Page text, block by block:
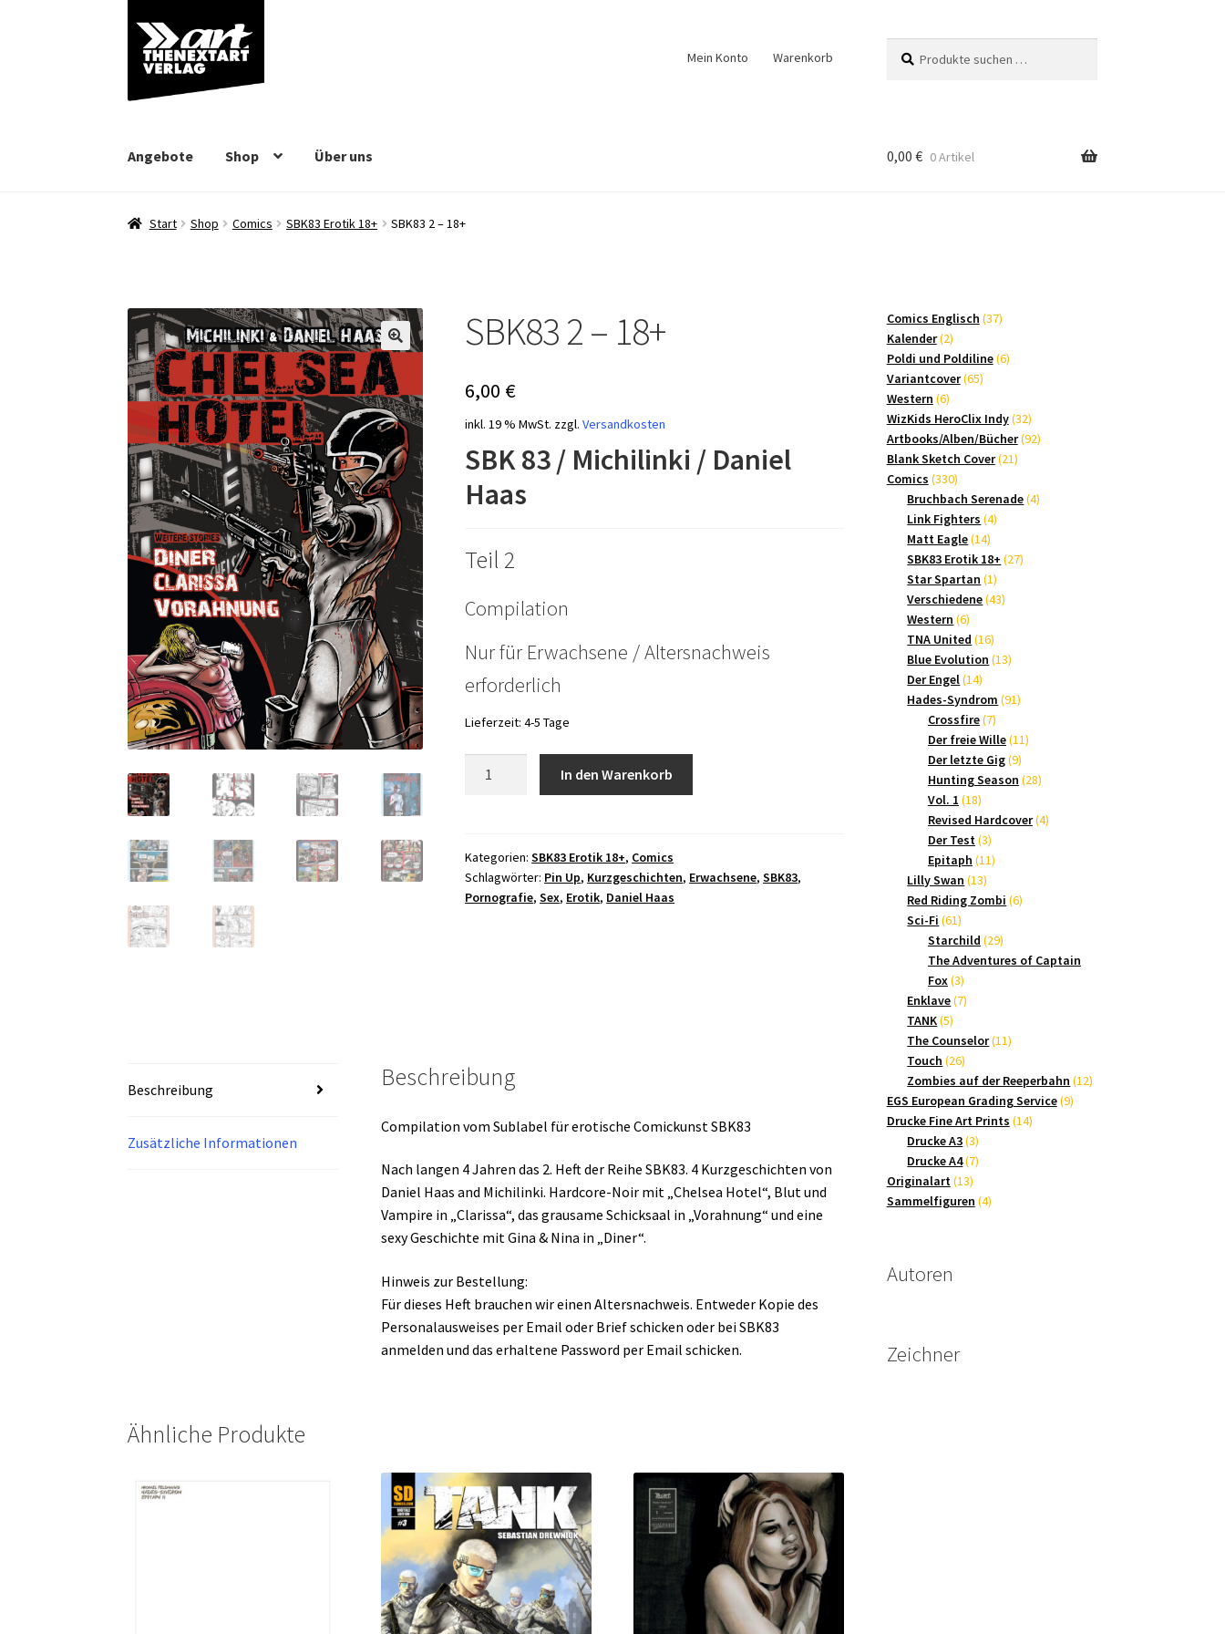
Zur
Navigation
springen
Zum
Inhalt
springen
Mein Konto Warenkorb
nach:
Angebote Shop Über uns 0,00 € 0 Artikel
Start Shop Comics SBK83 Erotik 18+ SBK83 2 – 18+
SBK83 2 – 18+
6,00 €
inkl. 19 % MwSt. zzgl.Versandkosten
SBK 83 / Michilinki / Daniel
Haas
Teil 2
Compilation
Nur für Erwachsene / Altersnachweis
erforderlich
Lieferzeit:4-5 Tage
Menge
In den Warenkorb
Kategorien:SBK83 Erotik 18+, Comics
Schlagwörter: Pin Up, Kurzgeschichten, Erwachsene,SBK83,
Pornografie,Sex, Erotik, Daniel Haas
Beschreibung
Zusätzliche Informationen
Beschreibung
Compilation vom Sublabel für erotische Comickunst SBK83
Nach langen 4 Jahren das 2. Heft der Reihe SBK83. 4 Kurzgeschichten von
Daniel Haas and Michilinki. Hardcore-Noir mit „Chelsea Hotel“, Blut und
Vampire in „Clarissa“, das grausame Schicksaal in „Vorahnung“ und eine
sexy Geschichte mit Gina & Nina in „Diner“.
Hinweis zur Bestellung:
Für dieses Heft brauchen wir einen Altersnachweis. Entweder Kopie des
Personalausweises per Email oder Brief schicken oder bei SBK83
anmelden und das erhaltene Password per Email schicken.
Ähnliche Produkte
Comics Englisch 3737
Kalender 22
Produkte
Poldi und Poldiline 66
Variantcover 6565
Western 66
Produkte
WizKids HeroClix Indy 3232
Produkte
Artbooks/Alben/Bücher 9292
Blank Sketch Cover 2121
Comics 330330
Produkte
Bruchbach Serenade 44
Link Fighters 44
Matt Eagle 1414
Produkte
SBK83 Erotik 18+ 2727
Star Spartan 11
Produkt
Verschiedene 4343
Western 66
Produkte
TNA United 1616
Produkte
Blue Evolution 1313
Der Engel 1414
Produkte
Hades-Syndrom 9191
Crossfire 77
Produkte
Der freie Wille 1111
Der letzte Gig 99
Produkte
Hunting Season 2828
Vol. 1 1818
Produkte
Revised Hardcover 44
Der Test 33
Produkte
Epitaph 1111
Lilly Swan 1313
Produkte
Red Riding Zombi 66
Sci-Fi 6161
Produkte
Starchild 2929
Produkte
The Adventures of Captain
Fox 33
Produkte
Enklave 77
TANK 55
Produkte
The Counselor 1111
Touch 2626
Produkte
Zombies auf der Reeperbahn 1212
EGS European Grading Service 99
Drucke Fine Art Prints 1414
Drucke A3 33
Produkte
Drucke A4 77
Originalart 1313
Produkte
Sammelfiguren 44
Autoren
Zeichner